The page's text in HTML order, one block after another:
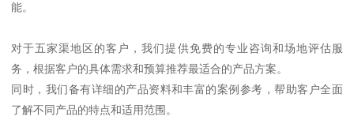
能。
对于五家渠地区的客户，我们提供免费的专业咨询和场地评估服
务，根据客户的具体需求和预算推荐最适合的产品方案。
同时，我们备有详细的产品资料和丰富的案例参考，帮助客户全面
了解不同产品的特点和适用范围。